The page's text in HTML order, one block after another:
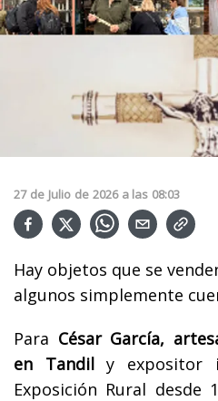
27 de Julio de 2026 a las 08:03
Hay objetos que se
algunos simplemente
Para César García,
en Tandily expositor
Exposición Rural desde